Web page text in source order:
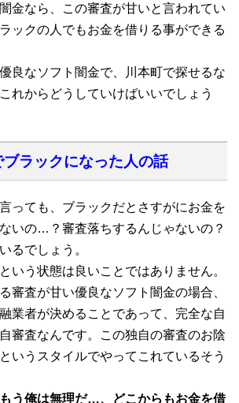
金なら、この審査が甘いと言われてい
ックの人でもお金を借りる事ができる
良なソフト闇金で、川本町で探せるな
れからどうしていけばいいでしょう
ブラックになった人の話
っても、ブラックだとさすがにお金を
いの…？審査落ちするんじゃないの？
るでしょう。
いう状態は良いことではありません。
審査が甘い優良なソフト闇金の場合、
業者が決めることであって、完全な自
審査なんです。この独自の審査のお陰
いうスタイルでやってこれているそう
もう俺は無理だ…、どこからもお金を借